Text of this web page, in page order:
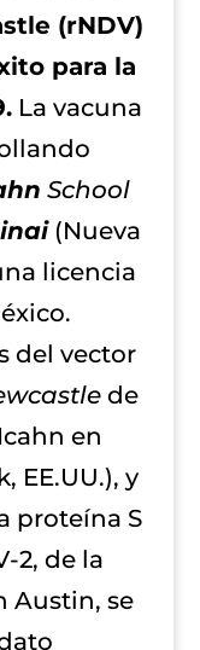
(rNDV)
para la
La vacuna
School
(Nueva
licencia
del vector
de
en
EE.UU.), y
proteína S
2, de la
Austin, se